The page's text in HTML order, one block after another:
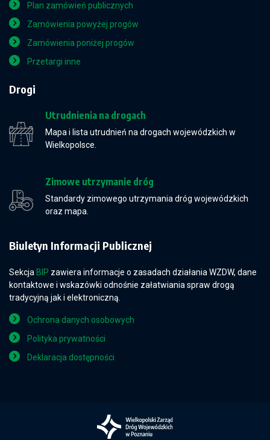
Plan zamówień publicznych
Zamówienia powyżej progów
Zamówienia poniżej progów
Przetargi inne
Drogi
Utrudnienia na drogach
Mapa i lista utrudnień na drogach wojewódzkich w
Wielkopolsce.
Zimowe utrzymanie dróg
Standardy zimowego utrzymania dróg wojewódzkich
oraz mapa.
Biuletyn Informacji Publicznej
Sekcja BIP zawiera informacje o zasadach działania WZDW, dane
kontaktowe i wskazówki odnośnie załatwiania spraw drogą
tradycyjną jak i elektroniczną.
Ochrona danych osobowych
Polityka prywatności
Deklaracja dostępności